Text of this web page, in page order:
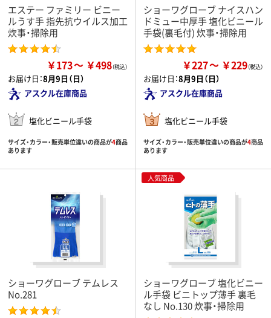
エステー ファミリー ビニー
ルうす手 指先抗ウイルス加工
炊事・掃除用
￥173 ￥498
お届け日：8月9日（日）
アスクル在庫商品
塩化ビニール手袋
サイズ・カラー・販売単位違いの商品が4商品
あります
ショーワグローブ ナイスハン
ドミュー中厚手 塩化ビニール
手袋(裏毛付) 炊事・掃除用
￥227 ￥229
お届け日：8月9日（日）
アスクル在庫商品
塩化ビニール手袋
サイズ・カラー・販売単位違いの商品が4商品
あります
ショーワグローブ テムレス
No.281
人気商品
ショーワグローブ 塩化ビニー
ル手袋 ビニトップ薄手 裏毛
なし No.130 炊事・掃除用